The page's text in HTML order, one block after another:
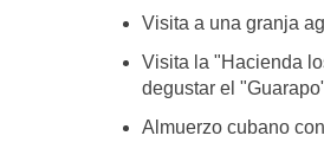
Visita a una granja
Visita la "Hacienda
degustar el
Almuerzo cubano